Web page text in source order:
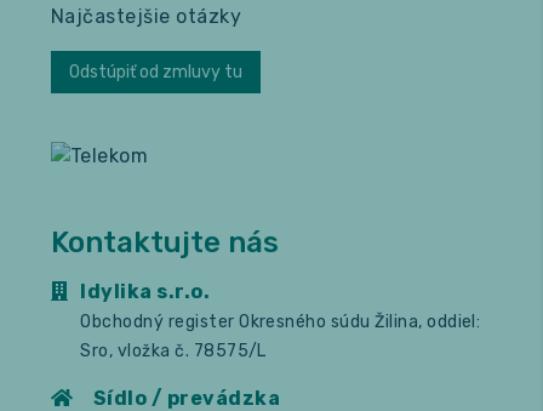
Najčastejšie otázky
Odstúpiť od zmluvy tu
Kontaktujte nás
Idylika s.r.o.
Obchodný register Okresného súdu Žilina, oddiel:
Sro, vložka č. 78575/L
Sídlo / prevádzka